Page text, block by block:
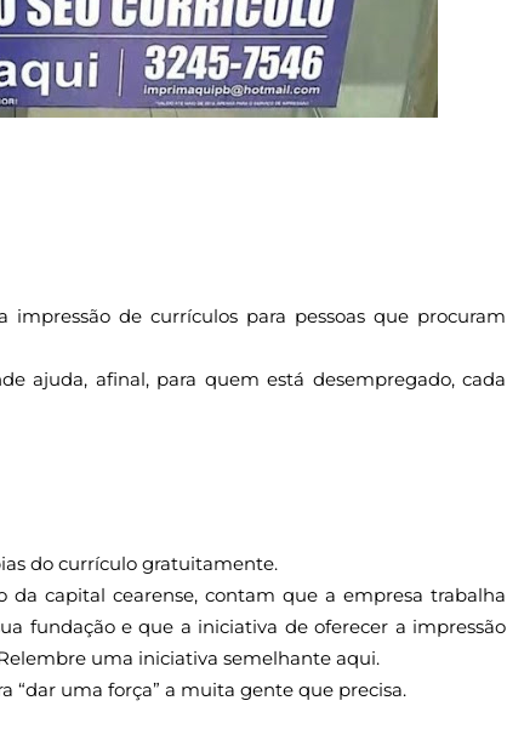
de currículos para pessoas que procuram
ajuda, afinal, para quem está desempregado, cada
do currículo gratuitamente.
da capital cearense, contam que a empresa trabalha
fundação e que a iniciativa de oferecer a impressão
uma iniciativa semelhante aqui.
“dar uma força” a muita gente que precisa.